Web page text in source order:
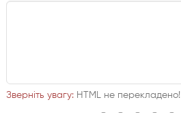
Зверніть увагу:HTML не перекладено!